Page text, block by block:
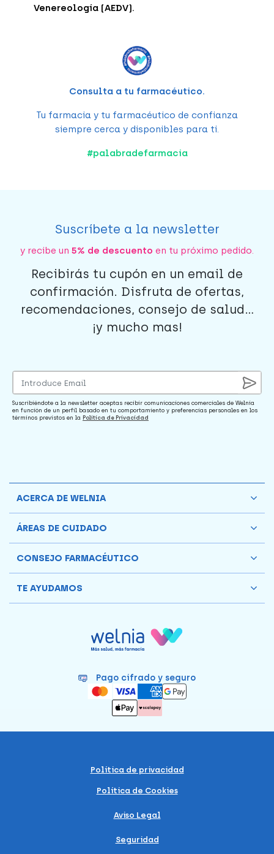
Venereología (AEDV).
Consulta a tu farmacéutico.
Tu farmacia y tu farmacéutico de confianza
siempre cerca y disponibles para ti.
#palabradefarmacia
Suscríbete a la newsletter
y recibe un 5% de descuento en tu próximo pedido.
Recibirás tu cupón en un email de
confirmación. Disfruta de ofertas,
recomendaciones, consejo de salud...
¡y mucho mas!
Suscribiéndote a la newsletter aceptas recibir comunicaciones comerciales de Welnia
en función de un perfil basado en tu comportamiento y preferencias personales en los
términos previstos en la Política de Privacidad
Pago cifrado y seguro
ACERCA DE WELNIA
ÁREAS DE CUIDADO
CONSEJO FARMACÉUTICO
TE AYUDAMOS
Política de privacidad
Política de Cookies
Aviso Legal
Seguridad